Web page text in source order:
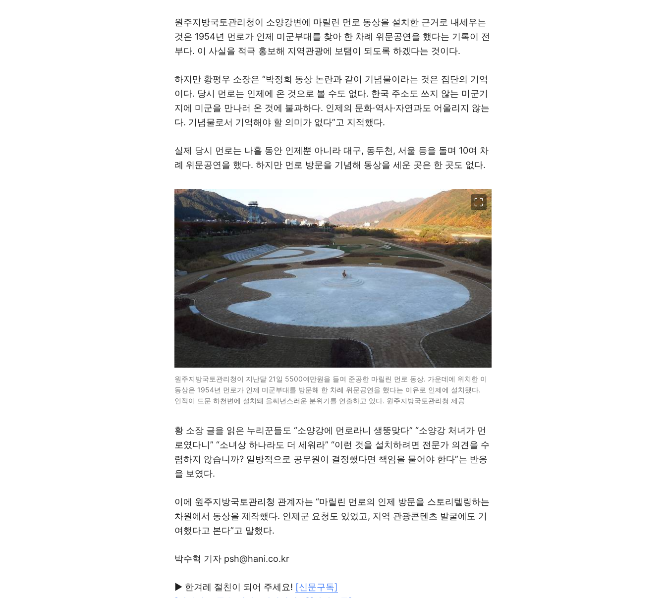
원주지방국토관리청이 소양강변에 마릴린 먼로 동상을 설치한 근거로 내세우는
것은 1954년 먼로가 인제 미군부대를 찾아 한 차례 위문공연을 했다는 기록이 전
부다. 이 사실을 적극 홍보해 지역관광에 보탬이 되도록 하겠다는 것이다.
하지만 황평우 소장은 “박정희 동상 논란과 같이 기념물이라는 것은 집단의 기억
이다. 당시 먼로는 인제에 온 것으로 볼 수도 없다. 한국 주소도 쓰지 않는 미군기
지에 미군을 만나러 온 것에 불과하다. 인제의 문화·역사·자연과도 어울리지 않는
다. 기념물로서 기억해야 할 의미가 없다”고 지적했다.
실제 당시 먼로는 나흘 동안 인제뿐 아니라 대구, 동두천, 서울 등을 돌며 10여 차
례 위문공연을 했다. 하지만 먼로 방문을 기념해 동상을 세운 곳은 한 곳도 없다.
원주지방국토관리청이 지난달 21일 5500여만원을 들여 준공한 마릴린 먼로 동상. 가운데에 위치한 이
동상은 1954년 먼로가 인제 미군부대를 방문해 한 차례 위문공연을 했다는 이유로 인제에 설치됐다.
인적이 드문 하천변에 설치돼 을씨년스러운 분위기를 연출하고 있다. 원주지방국토관리청 제공
황 소장 글을 읽은 누리꾼들도 “소양강에 먼로라니 생뚱맞다” “소양강 처녀가 먼
로였다니” “소녀상 하나라도 더 세워라” “이런 것을 설치하려면 전문가 의견을 수
렴하지 않습니까? 일방적으로 공무원이 결정했다면 책임을 물어야 한다”는 반응
을 보였다.
이에 원주지방국토관리청 관계자는 “마릴린 먼로의 인제 방문을 스토리텔링하는
차원에서 동상을 제작했다. 인제군 요청도 있었고, 지역 관광콘텐츠 발굴에도 기
여했다고 본다”고 말했다.
박수혁 기자 psh@hani.co.kr
▶ 한겨레 절친이 되어 주세요! [신문구독]